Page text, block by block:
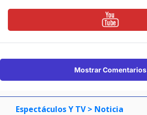
Mostrar Comentarios
Espectáculos Y TV > Noticia